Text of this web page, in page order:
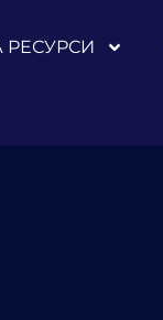
РЕСУРСИ